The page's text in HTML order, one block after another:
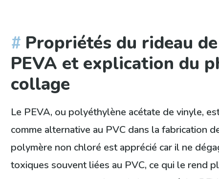
Propriétés du rideau
PEVA et explication du
collage
Le PEVA, ou polyéthylène acétate de vinyle,
comme alternative au PVC dans la fabrication
polymère non chloré est apprécié car il ne
toxiques souvent liées au PVC, ce qui le rend